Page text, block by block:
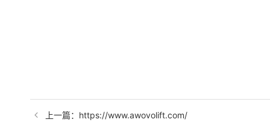
上一篇：https://www.awovolift.com/